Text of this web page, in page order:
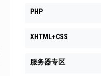
PHP
XHTML+CSS
服务器专区